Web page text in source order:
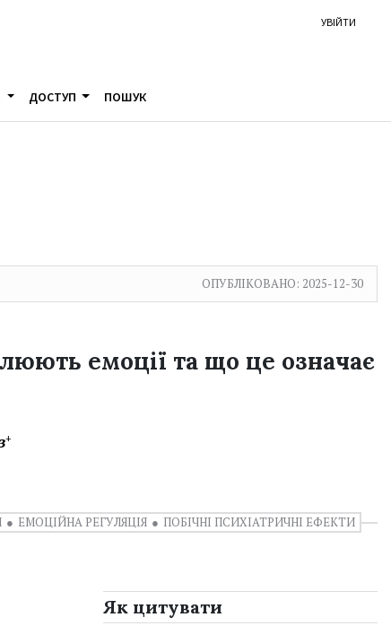
УВІЙТИ
ДОСТУП ПОШУК
ОПУБЛІКОВАНО: 2025-12-30
емоції та що це означає
+
ЕМОЦІЙНА РЕГУЛЯЦІЯ ПОБІЧНІ ПСИХІАТРИЧНІ ЕФЕКТИ
Як цитувати